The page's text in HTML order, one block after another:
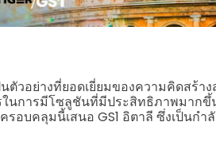
ตัวอย่างที่ยอดเยี่ยมของความคิดสร้า
ในการมีโซลูชันที่มีประสิทธิภาพมากขึ้
รอบคลุมนี้เสนอ GS1 อิตาลี ซึ่งเป็นก